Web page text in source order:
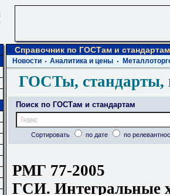
Справочник по ГОСТам и стандартам
Новости Аналитика и цены
ГОСТы, стандарты,
Поиск по ГОСТам и стандартам
Сортировать по дате по
РМГ 77-2005
ГСИ. Интегральные